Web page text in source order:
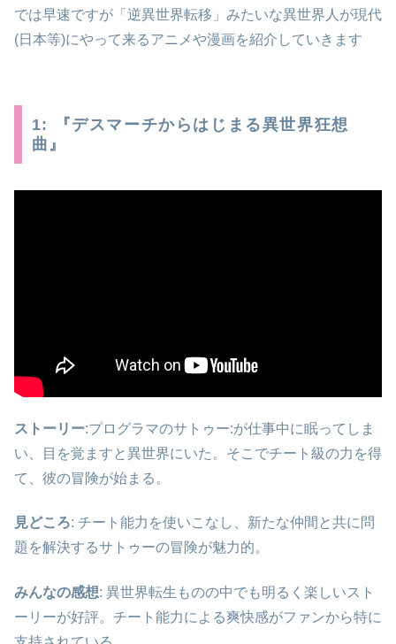
では早速ですが「逆異世界転移」みたいな異世界人が現代
(日本等)にやって来るアニメや漫画を紹介していきます
1: 『デスマーチからはじまる異世界狂想
曲』
スト ーリー:プログラマのサトゥー:が仕事中に眠ってしま
い、目を覚ますと異世界にいた。そこでチート級の力を得
て、彼の冒険が始まる。
見どころ: チート能力を使いこなし、新たな仲間と共に問
題を解決するサトゥーの冒険が魅力的。
みんなの感想: 異世界転生ものの中でも明るく楽しいスト
ーリーが好評。チート能力による爽快感がファンから特に